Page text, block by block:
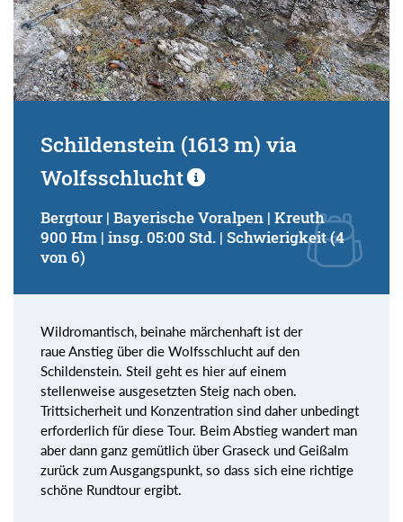
Schildenstein (1613 m) via
Wolfsschlucht
Bergtour | Bayerische Voralpen | Kreuth
900 Hm | insg. 05:00 Std. | Schwierigkeit (4
von 6)
Wildromantisch, beinahe märchenhaft ist der
raue Anstieg über die Wolfsschlucht auf den
Schildenstein. Steil geht es hier auf einem
stellenweise ausgesetzten Steig nach oben.
Trittsicherheit und Konzentration sind daher unbedingt
erforderlich für diese Tour. Beim Abstieg wandert man
aber dann ganz gemütlich über Graseck und Geißalm
zurück zum Ausgangspunkt, so dass sich eine richtige
schöne Rundtour ergibt.